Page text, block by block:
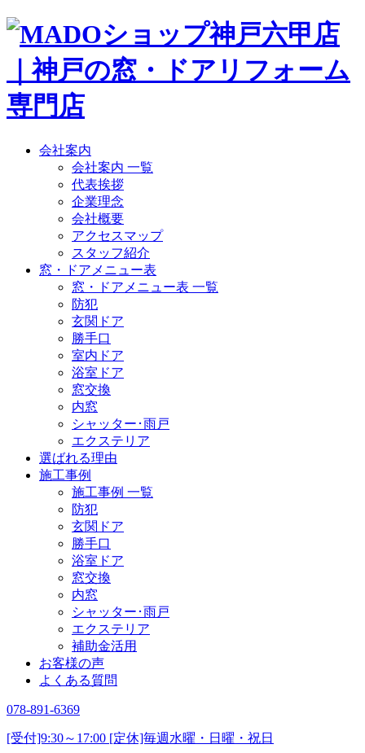
会社案内
会社案内 一覧
代表挨拶
企業理念
会社概要
アクセスマップ
スタッフ紹介
窓・ドアメニュー表
窓・ドアメニュー表 一覧
防犯
玄関ドア
勝手口
室内ドア
浴室ドア
窓交換
内窓
シャッター･雨戸
エクステリア
選ばれる理由
施工事例
施工事例 一覧
防犯
玄関ドア
勝手口
浴室ドア
窓交換
内窓
シャッター･雨戸
エクステリア
補助金活用
お客様の声
よくある質問
078-891-6369
[受付]9:30～17:00 [定休]毎週水曜・日曜・祝日